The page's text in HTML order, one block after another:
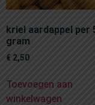
kriel aardappel per
gram
€ 2,50
Toevoegen aan
winkelwagen